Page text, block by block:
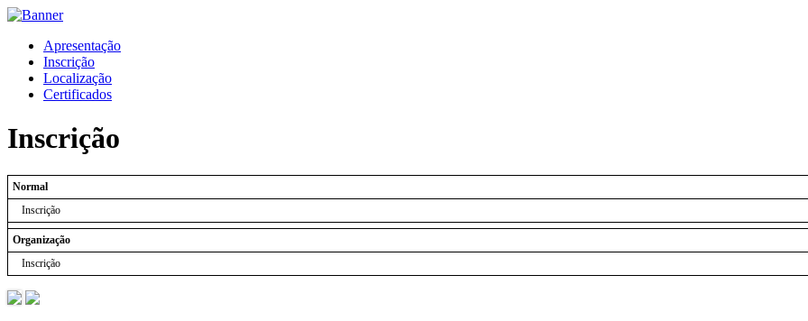
Apresentação
Inscrição
Localização
Certificados
Inscrição
Normal
Inscrição
Organização
Inscrição